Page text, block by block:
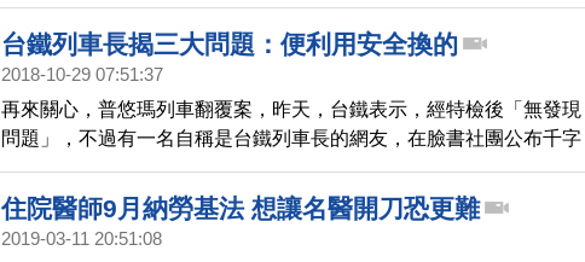
雙方對於「休息日」認定有歧異，會持續與工會協商中。
台鐵列車長揭三大問題：便利用安全換的
2018-10-29 07:51:37
再來關心，普悠瑪列車翻覆案，昨天，台鐵表示，經特檢後「無發現
問題」，不過有一名自稱是台鐵列車長的網友，在臉書社團公布千字
長文，指出每年2.3億人次搭乘的台鐵，長期存在人力、列車、鐵軌3
個方面的問題。「今天民眾『行的便利』，都是犧牲『行的安全』所
換來的。」文章指出，台鐵特考到97年才恢復舉辦，前8年流失的人
住院醫師9月納勞基法 想讓名醫開刀恐更難
2019-03-11 20:51:08